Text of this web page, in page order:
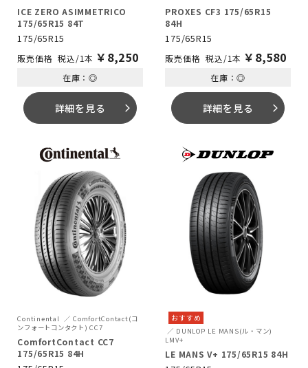
ICE ZERO ASIMMETRICO
175/65R15 84T
175/65R15
税込/1本 ￥ 8,250
在庫：◎
詳細を見る arrow_forward_ios
PROXES CF3 175/65R15
84H
175/65R15
税込/1本 ￥ 8,580
在庫：◎
詳細を見る arrow_forward_ios
Continental
ComfortContact(コ
ンフォートコンタクト) CC7
ComfortContact CC7
175/65R15 84H
おすすめ
DUNLOP LE MANS(ル・マン)
LMV+
LE MANS V+ 175/65R15 84H